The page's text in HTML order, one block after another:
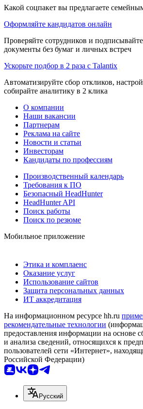
Какой соцпакет вы предлагаете
Оформляйте кандидатов онлайн
Проверяйте сотрудников и
документы без бумаг и личных встреч
Ускорьте подбор в 2 раза с Talantix
Автоматизируйте сбор откликов,
собирайте аналитику в 2 клика
О компании
Наши вакансии
Партнерам
Реклама на сайте
Новости и статьи
Инвесторам
Кандидаты по профессиям
Производственный календарь
Требования к ПО
Безопасный HeadHunter
HeadHunter API
Поиск работы
Поиск по резюме
Мобильное приложение
Этика и комплаенс
Оказание услуг
Использование сайтов
Защита персональных данных
ИТ аккредитация
На информационном ресурсе hh.ru
рекомендательные технологии
предоставления информации на основе
и анализа сведений, относящихся к
пользователей сети «Интернет»,
Российской Федерации)
Русский